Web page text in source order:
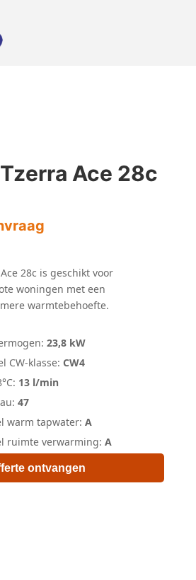
Ace 28c
28c is geschikt voor
woningen met een
warmtebehoefte.
23,8 kW
CW-klasse: CW4
13 l/min
47
warm tapwater: A
ruimte verwarming: A
ontvangen